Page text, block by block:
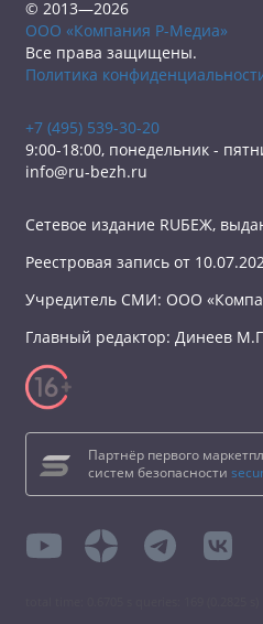
© 2013—2026
ООО «Компания Р-Медиа»
Все права защищены.
Политика
+7 (495) 539-30-20
9:00-18:00, понедельник -
info@ru-bezh.ru
Сетевое издание RUБЕЖ,
Реестровая запись от
Учредитель СМИ: ООО
Главный редактор: Динеев
Партнёр первого
систем безопасности